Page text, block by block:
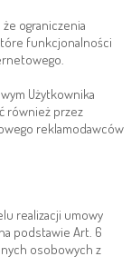
ograniczenia
funkcjonalności
Użytkownika
również przez
reklamodawców
realizacji umowy
podstawie Art. 6
osobowych z